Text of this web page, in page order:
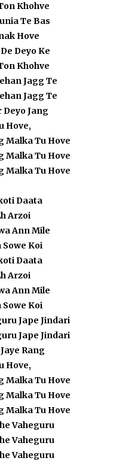
Khohve
Te Bas
Hove
Deyo Ke
Khohve
Jagg Te
Jagg Te
Jang
Hove,
Malka Tu Hove
Malka Tu Hove
Malka Tu Hove
Daata
Arzoi
Ann Mile
Sowe Koi
Daata
Arzoi
Ann Mile
Sowe Koi
Jape Jindari
Jape Jindari
Rang
Hove,
Malka Tu Hove
Malka Tu Hove
Malka Tu Hove
Vaheguru
Vaheguru
Vaheguru